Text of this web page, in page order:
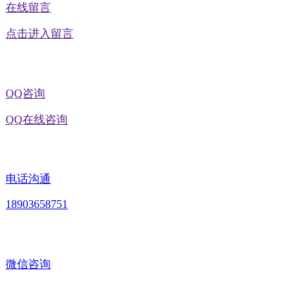
在线留言
点击进入留言
QQ咨询
QQ在线咨询
电话沟通
18903658751
微信咨询